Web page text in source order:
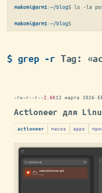
makoni@arm1 :~/blog$ ls -la
makoni@arm1 :~/blog$
$ grep -r Tag:
-rw-r--r--2.6K12 марта 2026 ·
Actioneer для
actioneer macos apps